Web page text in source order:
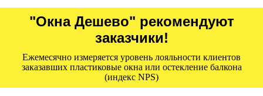
"Окна Дешево" рекомендуют
заказчики!
Ежемесячно измеряется уровень лояльности клиентов
заказавших пластиковые окна или остекление балкона
(индекс NPS)